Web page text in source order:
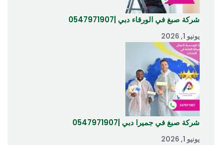
شركة صبغ في الورقاء دبي |0547971907
يونيو 1, 2026
شركة صبغ في جميرا دبي |0547971907
يونيو 1, 2026